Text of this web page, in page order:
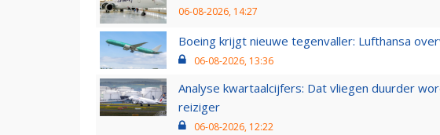
06-08-2026, 14:27
Boeing krijgt nieuwe tegenvaller: Lufthansa
06-08-2026, 13:36
Analyse kwartaalcijfers: Dat vliegen duurder
reiziger
06-08-2026, 12:22